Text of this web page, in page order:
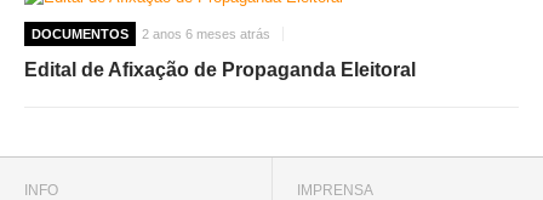
DOCUMENTOS 2 anos 6 meses atrás
Edital de Afixação de Propaganda Eleitoral
INFO IMPRENSA